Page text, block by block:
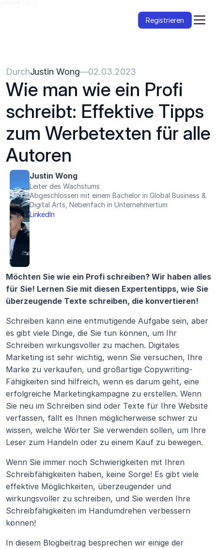
Registrieren
DurchJustin Wong—02.03.2023
Wie man wie ein Profi
schreibt: Effektive Tipps
zum Werbetexten für alle
Autoren
Justin Wong
Leiter des Wachstums
Abgeschlossen mit einem Bachelor in Global Business &
Digital Arts, Nebenfach in Unternehmertum
LinkedIn
Möchten Sie wie ein Profi schreiben? Wir haben alles
für Sie! Lernen Sie mit diesen Expertentipps, wie Sie
überzeugende Texte schreiben, die konvertieren!
Schreiben kann eine entmutigende Aufgabe sein, aber
es gibt viele Dinge, die Sie tun können, um Ihr
Schreiben wirkungsvoller zu machen. Digitales
Marketing ist sehr wichtig, wenn Sie versuchen, Ihre
Marke zu verkaufen, und großartige Copywriting-
Fähigkeiten sind hilfreich, wenn es darum geht, eine
erfolgreiche Marketingkampagne zu erstellen. Wenn
Sie neu im Schreiben sind oder Texte für Ihre Website
verfassen, fällt es Ihnen möglicherweise schwer zu
wissen, welche Wörter Sie verwenden sollen, um Ihre
Leser zum Handeln oder zu einem Kauf zu bewegen.
Wenn Sie immer noch Schwierigkeiten mit Ihren
Schreibfähigkeiten haben, keine Sorge! Es gibt viele
effektive Möglichkeiten, überzeugender und
wirkungsvoller zu schreiben, und Sie werden Ihre
Schreibfähigkeiten im Handumdrehen verbessern
können!
In diesem Blogbeitrag besprechen wir einige der